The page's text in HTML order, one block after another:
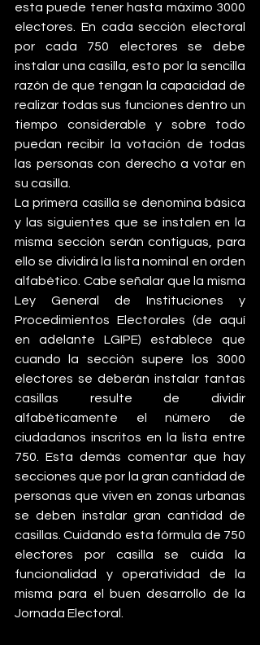
esta puede tener hasta máximo 3000
electores. En cada sección electoral
por cada 750 electores se debe
instalar una casilla, esto por la sencilla
razón de que tengan la capacidad de
realizar todas sus funciones dentro un
tiempo considerable y sobre todo
puedan recibir la votación de todas
las personas con derecho a votar en
su casilla.
La primera casilla se denomina básica
y las siguientes que se instalen en la
misma sección serán contiguas, para
ello se dividirá la lista nominal en orden
alfabético. Cabe señalar que la misma
Ley General de Instituciones y
Procedimientos Electorales (de aquí
en adelante LGIPE) establece que
cuando la sección supere los 3000
electores se deberán instalar tantas
casillas resulte de dividir
alfabéticamente el número de
ciudadanos inscritos en la lista entre
750. Esta demás comentar que hay
secciones que por la gran cantidad de
personas que viven en zonas urbanas
se deben instalar gran cantidad de
casillas. Cuidando esta fórmula de 750
electores por casilla se cuida la
funcionalidad y operatividad de la
misma para el buen desarrollo de la
Jornada Electoral.